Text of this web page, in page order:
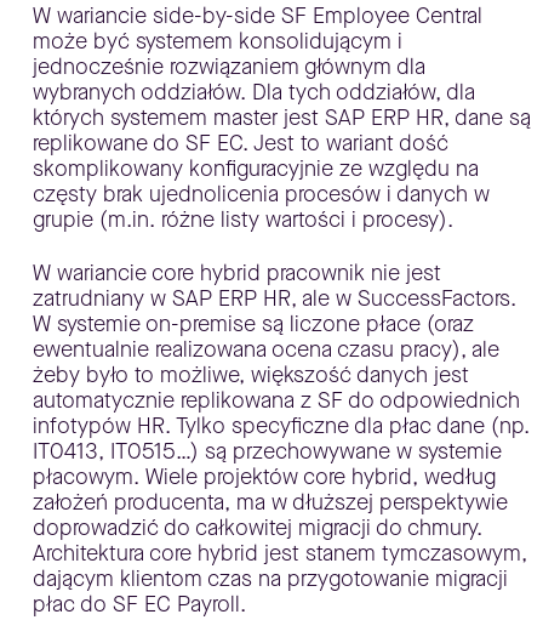
W wariancie side-by-side SF Employee Central
może być systemem konsolidującym i
jednocześnie rozwiązaniem głównym dla
wybranych oddziałów. Dla tych oddziałów, dla
których systemem master jest SAP ERP HR, dane są
replikowane do SF EC. Jest to wariant dość
skomplikowany konfiguracyjnie ze względu na
częsty brak ujednolicenia procesów i danych w
grupie (m.in. różne listy wartości i procesy).
W wariancie core hybrid pracownik nie jest
zatrudniany w SAP ERP HR, ale w SuccessFactors.
W systemie on-premise są liczone płace (oraz
ewentualnie realizowana ocena czasu pracy), ale
żeby było to możliwe, większość danych jest
automatycznie replikowana z SF do odpowiednich
infotypów HR. Tylko specyficzne dla płac dane (np.
IT0413, IT0515…) są przechowywane w systemie
płacowym. Wiele projektów core hybrid, według
założeń producenta, ma w dłuższej perspektywie
doprowadzić do całkowitej migracji do chmury.
Architektura core hybrid jest stanem tymczasowym,
dającym klientom czas na przygotowanie migracji
płac do SF EC Payroll.